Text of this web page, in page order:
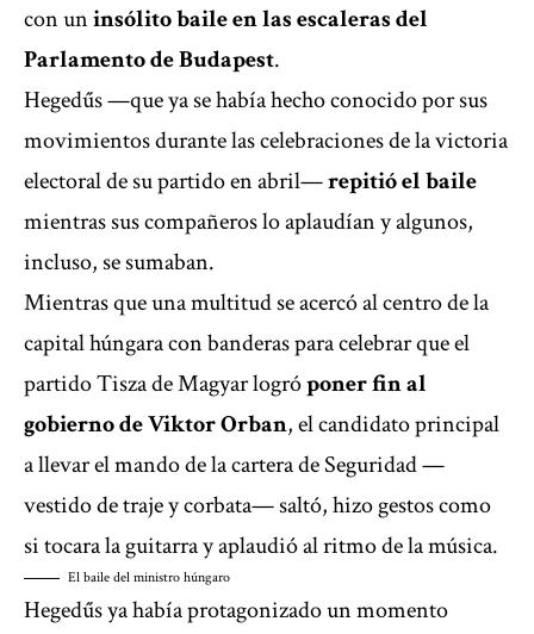
con uninsólito baile en las escaleras del
Parlamento de Budapest.
Hegedűs —que ya se había hecho conocido por sus
movimientos durante las celebraciones de la victoria
electoral de su partido en abril—repitió el baile
mientras sus compañeros lo aplaudían y algunos,
incluso, se sumaban.
Mientras que una multitud se acercó al centro de la
capital húngara con banderas para celebrar que el
partido Tisza de Magyar logróponer fin al
gobierno de Viktor Orban, el candidato principal
a llevar el mando de la cartera de Seguridad —
vestido de traje y corbata— saltó, hizo gestos como
si tocara la guitarra y aplaudió al ritmo de la música.
El baile del ministro húngaro
Hegedűs ya había protagonizado un momento